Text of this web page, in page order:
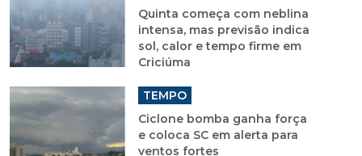
Quinta começa com neblina
intensa, mas previsão indica
sol, calor e tempo firme em
Criciúma
TEMPO
Ciclone bomba ganha força
e coloca SC em alerta para
ventos fortes